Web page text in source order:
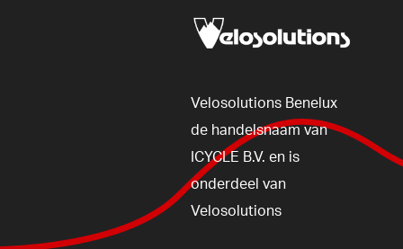
Velosolutions Benelux
de handelsnaam van
ICYCLE B.V. en is
onderdeel van
Velosolutions